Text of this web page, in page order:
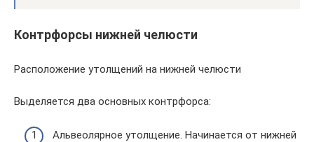
Контрфорсы нижней челюсти
Расположение утолщений на нижней челюсти
Выделяется два основных контрфорса:
Альвеолярное утолщение. Начинается от нижней